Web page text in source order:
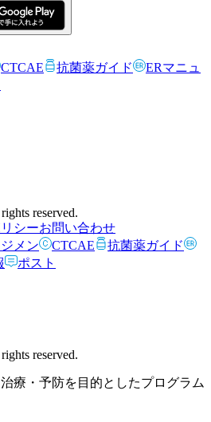
CTCAE 抗菌薬ガイド
ERマニュ
reserved.
シーお問い合わせ
メン CTCAE
抗菌薬ガイド
ポスト
reserved.
療・予防を目的としたプログラム